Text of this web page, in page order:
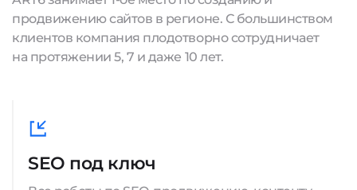
продвижению сайтов в регионе. С большинством
клиентов компания плодотворно сотрудничает
на протяжении 5, 7 и даже 10 лет.
SEO под ключ